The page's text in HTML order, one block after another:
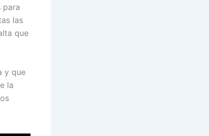
para
las
que
y que
la